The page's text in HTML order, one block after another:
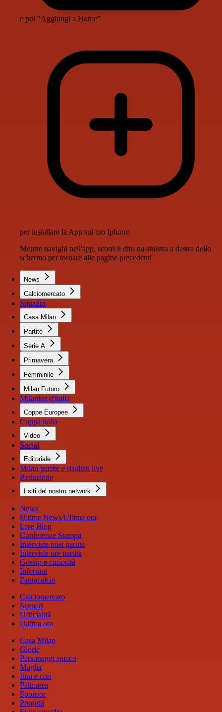
e poi "Aggiungi a Home"
per installare la App sul tuo Iphone.
Mentre navighi nell'app, scorri il dito da sinistra a destra dello
schermo per tornare alle pagine precedenti
News
Calciomercato
Squadra
Casa Milan
Partite
Serie A
Primavera
Femminile
Milan Futuro
Milanisti d'Italia
Coppe Europee
Coppa italia
Video
Social
Editoriale
Milan partite e risultati live
Redazione
I siti del nostro network
News
Ultime News/Ultima ora
Live Blog
Conferenze Stampa
Interviste post partita
Interviste pre partita
Gossip e curiosità
Infortuni
Fantacalcio
Calciomercato
Scenari
Ufficialità
Ultima ora
Casa Milan
Glorie
Personaggi spicco
Maglia
Inni e cori
Palmares
Sponsor
Progetti